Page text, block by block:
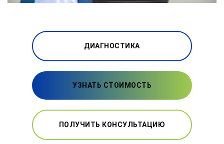
ДИАГНОСТИКА
УЗНАТЬ СТОИМОСТЬ
ПОЛУЧИТЬ КОНСУЛЬТАЦИЮ